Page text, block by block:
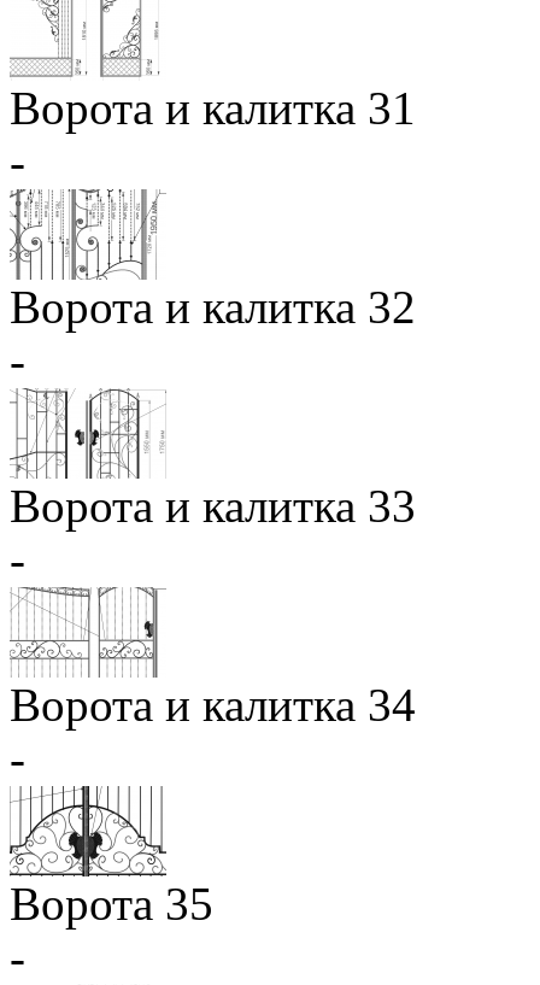
Ворота и калитка 31
-
Ворота и калитка 32
-
Ворота и калитка 33
-
Ворота и калитка 34
-
Ворота 35
-